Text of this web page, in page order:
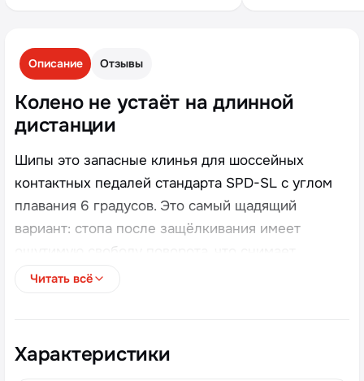
Описание Отзывы
Колено не устаёт на длинной
дистанции
Шипы это запасные клинья для шоссейных
контактных педалей стандарта SPD-SL с углом
плавания 6 градусов. Это самый щадящий
вариант: стопа после защёлкивания имеет
ощутимую свободу поворота, что снимает
нагрузку с коленного сустава и подходит для
Совместимы с системой Shimano SPD-SL.
Читать всё
Характеристики